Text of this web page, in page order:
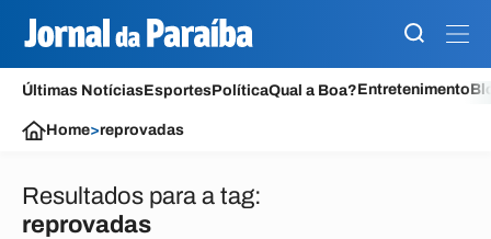
Últimas NotíciasEsportesPolíticaQual a Boa?Entretenimento
Home>reprovadas
Resultados para a tag:
reprovadas